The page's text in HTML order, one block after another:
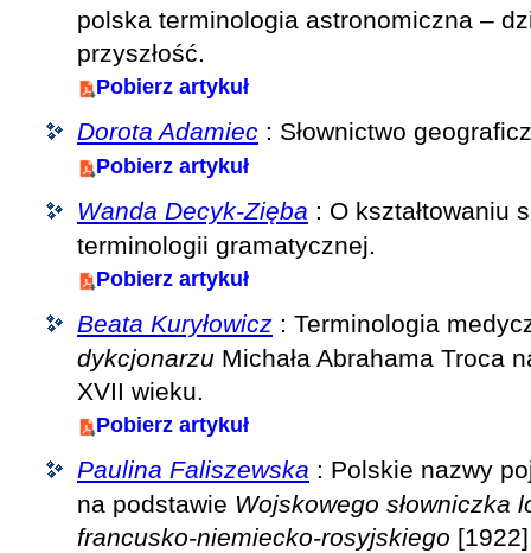
polska terminologia astronomiczna –
przyszłość.
Pobierz artykuł
Dorota Adamiec : Słownictwo
Pobierz artykuł
Wanda Decyk-Zięba : O kształtowaniu
terminologii gramatycznej.
Pobierz artykuł
Beata Kuryłowicz : Terminologia
dykcjonarzu Michała Abrahama Troca
XVII wieku.
Pobierz artykuł
Paulina Faliszewska : Polskie nazwy
na podstawie Wojskowego słowniczka
francusko-niemiecko-rosyjskiego